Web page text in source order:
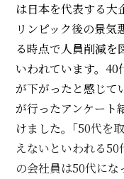
は日本を代表する大
リンピック後の景気
る時点で人員削減を
いわれています。40
が下がったと感じて
が行ったアンケート
けました。｢50代を
えないといわれる50
の会社員は50代に